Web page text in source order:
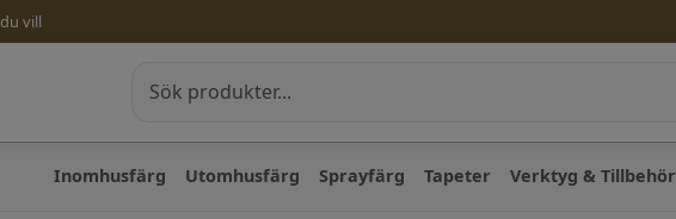
vill
Inomhusfärg Utomhusfärg Sprayfärg Tapeter Verktyg & Tillbehör